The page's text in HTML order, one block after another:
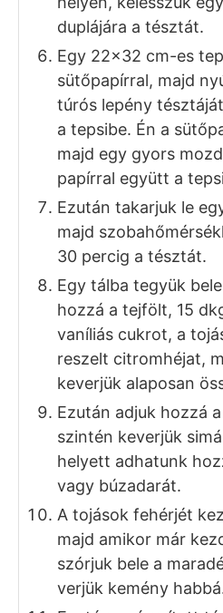
élesztőt. Ezután
alatt futtassuk fel.
A vajat olvasszuk fel,
és keverjük simára a
az egész tojással.
A robotgép
vajas-cukros-tojásos
Ezután szitáljuk rá a
összekevert lisztet,
dagasszuk meg a
akkor még egy pici
dagasztás közben.
Egy kelesztőtálat
megdagasztott
meg a tetejét egy
helyen, kelesszük
duplájára a tésztát.
Egy 22×32 cm-es
sütőpapírral, majd
túrós lepény
a tepsibe. Én a